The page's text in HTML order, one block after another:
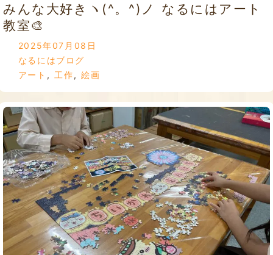
みんな大好きヽ(^。^)ノ なるにはアート
教室🎨
2025年07月08日
なるにはブログ
アート , 工作,絵画